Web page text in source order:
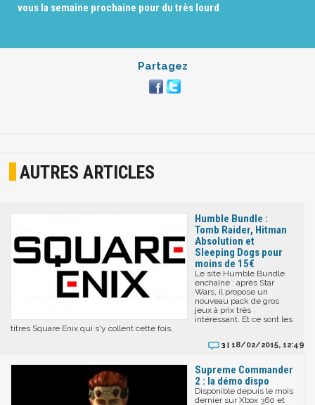
vous la semaine prochaine pour du très lourd
Partagez
AUTRES ARTICLES
Humble Bundle :
Tomb Raider, Hitman
Absolution et
Sleeping Dogs pour
moins de 15€
Le site Humble Bundle
enchaîne : après Star
Wars, il propose un
nouveau pack de gros
jeux à prix très
intéressant. Et ce sont les
titres Square Enix qui s'y collent cette fois.
3 | 18/02/2015, 12:49
Supreme Commander
2 : la démo dispo
Disponible depuis le mois
dernier sur Xbox 360 et